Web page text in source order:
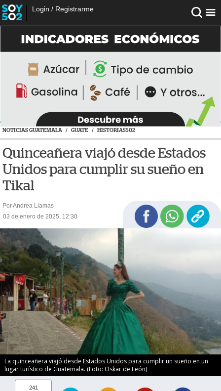
Login / Registrarme
NOTICIAS GUATEMALA / GUATE / HISTORIAS502
Quinceañera viajó desde Estados
Unidos para cumplir su sueño en
Tikal
Por Andrea Llamas
03 de enero de 2025, 12:30
La quinceañera viajó desde Estados Unidos para cumplir un sueño en un
lugar turístico de Guatemala. (Foto: Oskar de León)
241